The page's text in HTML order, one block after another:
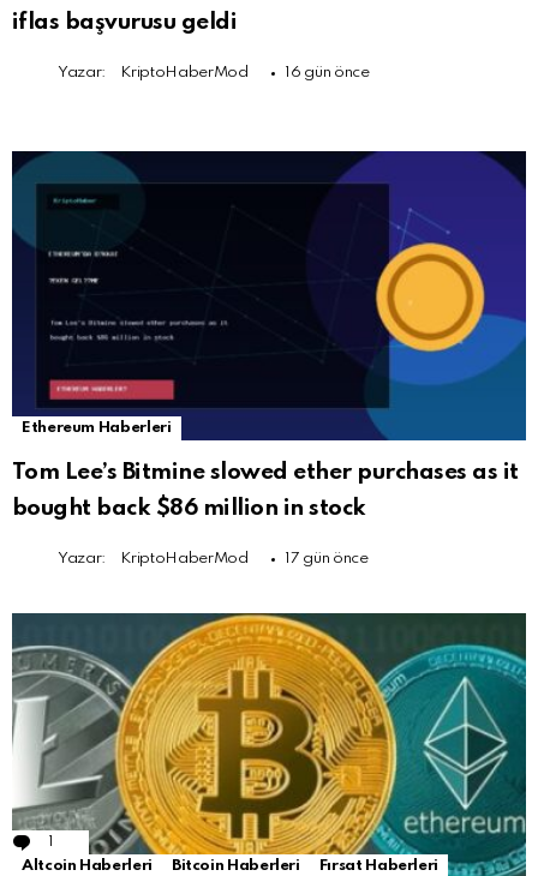
iflas başvurusu geldi
Yazar: KriptoHaberMod 16 gün önce
Ethereum Haberleri
Tom Lee’s Bitmine slowed ether purchases as it
bought back $86 million in stock
Yazar: KriptoHaberMod 17 gün önce
Comment
Altcoin Haberleri
Bitcoin Haberleri
Fırsat Haberleri